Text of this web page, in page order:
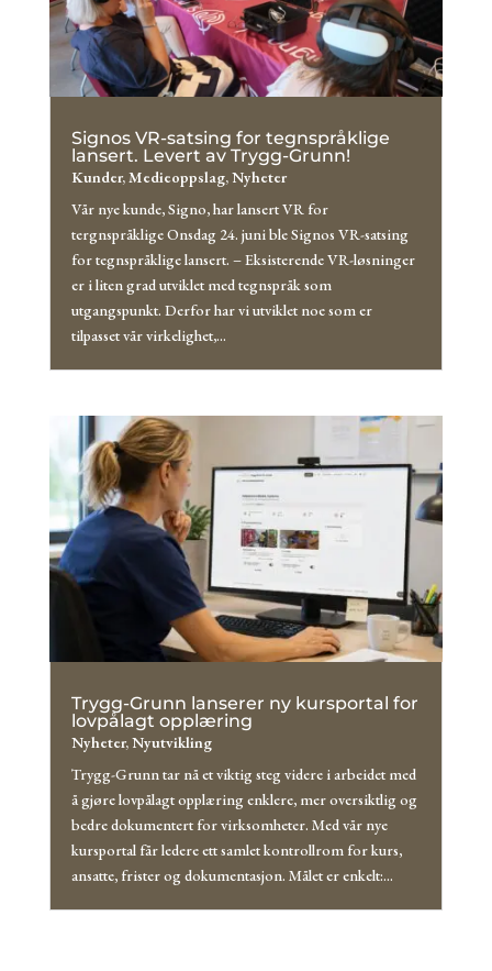
Signos VR-satsing for tegnspråklige
lansert. Levert av Trygg-Grunn!
Kunder,Medieoppslag,Nyheter
Vår nye kunde, Signo, har lansert VR for
tergnspråklige Onsdag 24. juni ble Signos VR-satsing
for tegnspråklige lansert. – Eksisterende VR-løsninger
er i liten grad utviklet med tegnspråk som
utgangspunkt. Derfor har vi utviklet noe som er
tilpasset vår virkelighet,...
Trygg-Grunn lanserer ny kursportal for
lovpålagt opplæring
Nyheter,Nyutvikling
Trygg-Grunn tar nå et viktig steg videre i arbeidet med
å gjøre lovpålagt opplæring enklere, mer oversiktlig og
bedre dokumentert for virksomheter. Med vår nye
kursportal får ledere ett samlet kontrollrom for kurs,
ansatte, frister og dokumentasjon. Målet er enkelt:...